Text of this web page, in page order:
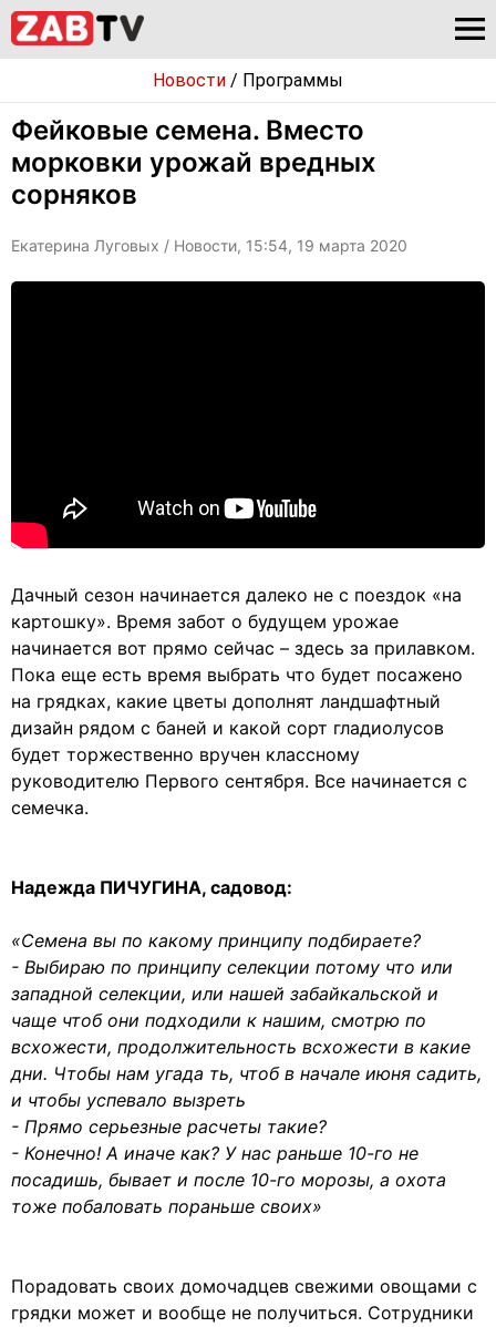
Новости / Программы
Фейковые семена. Вместо
морковки урожай вредных
сорняков
Екатерина Луговых / Новости, 15:54, 19 марта 2020
Дачный сезон начинается далеко не с поездок «на
картошку». Время забот о будущем урожае
начинается вот прямо сейчас – здесь за прилавком.
Пока еще есть время выбрать что будет посажено
на грядках, какие цветы дополнят ландшафтный
дизайн рядом с баней и какой сорт гладиолусов
будет торжественно вручен классному
руководителю Первого сентября. Все начинается с
семечка.
Надежда ПИЧУГИНА, садовод:
«Семена вы по какому принципу подбираете?
- Выбираю по принципу селекции потому что или
западной селекции, или нашей забайкальской и
чаще чтоб они подходили к нашим, смотрю по
всхожести, продолжительность всхожести в какие
дни. Чтобы нам угада ть, чтоб в начале июня садить,
и чтобы успевало вызреть
- Прямо серьезные расчеты такие?
- Конечно! А иначе как? У нас раньше 10-го не
посадишь, бывает и после 10-го морозы, а охота
тоже побаловать пораньше своих»
Порадовать своих домочадцев свежими овощами с
грядки может и вообще не получиться. Сотрудники